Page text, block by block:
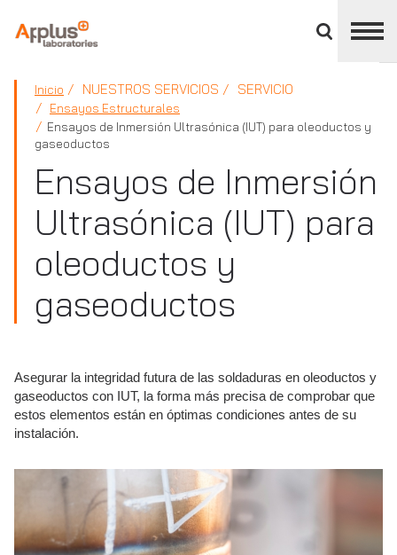
panel
APPLUS+
Inicio NUESTROS SERVICIOS SERVICIO
Ensayos Estructurales
Ensayos de Inmersión Ultrasónica (IUT) para oleoductos y
gaseoductos
Ensayos de Inmersión
Ultrasónica (IUT) para
oleoductos y
gaseoductos
Asegurar la integridad futura de las soldaduras en oleoductos y
gaseoductos con IUT, la forma más precisa de comprobar que
estos elementos están en óptimas condiciones antes de su
instalación.